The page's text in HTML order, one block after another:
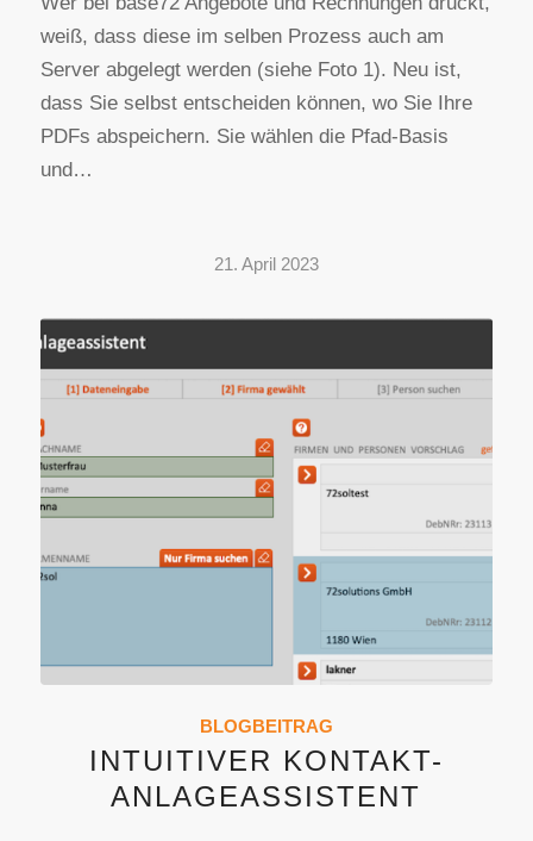
weiß, dass diese im selben Prozess auch am
Server abgelegt werden (siehe Foto 1). Neu ist,
dass Sie selbst entscheiden können, wo Sie Ihre
PDFs abspeichern. Sie wählen die Pfad-Basis
und…
21. April 2023
BLOGBEITRAG
INTUITIVER KONTAKT-
ANLAGEASSISTENT